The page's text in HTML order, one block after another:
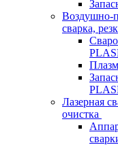
Воздушно-
сварка,
Лазерная
очистка